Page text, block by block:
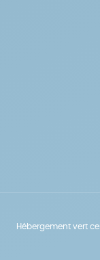
Hébergement vert